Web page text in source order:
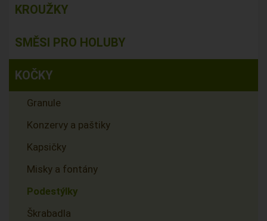
KROUŽKY
SMĚSI PRO HOLUBY
KOČKY
Granule
Konzervy a paštiky
Kapsičky
Misky a fontány
Podestýlky
Škrabadla